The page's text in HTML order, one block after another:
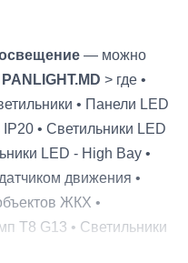
— можно
PANLIGHT.MD > где •
• Панели LED
• Светильники LED
LED - High Bay •
движения •
ЖКХ •
Т8 G13 • Светильники